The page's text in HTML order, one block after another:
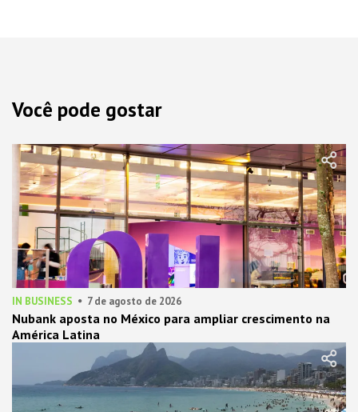
Você pode gostar
IN BUSINESS 7 de agosto de 2026
Nubank aposta no México para ampliar crescimento na
América Latina